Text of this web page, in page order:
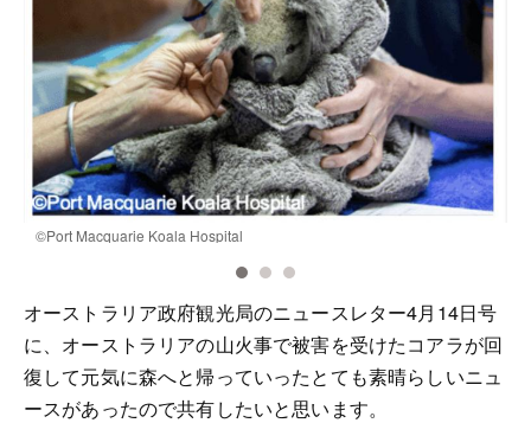
©Port Macquarie Koala Hospital
オーストラリア政府観光局のニュースレター4月14日号
に、オーストラリアの山火事で被害を受けたコアラが回
復して元気に森へと帰っていったとても素晴らしいニュ
ースがあったので共有したいと思います。